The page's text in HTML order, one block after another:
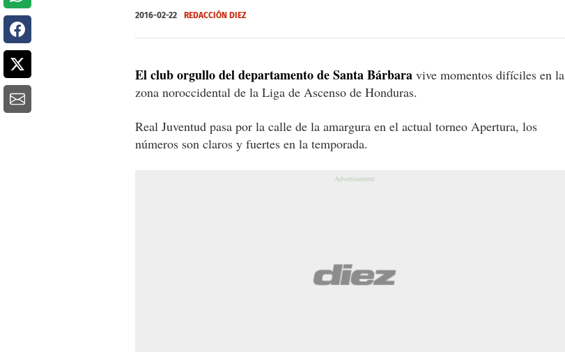
2016-02-22 REDACCIÓN DIEZ
El club orgullo del departamento de Santa Bárbara vive momentos difíciles en la
zona noroccidental de la Liga de Ascenso de Honduras.
Real Juventud pasa por la calle de la amargura en el actual torneo Apertura, los
números son claros y fuertes en la temporada.